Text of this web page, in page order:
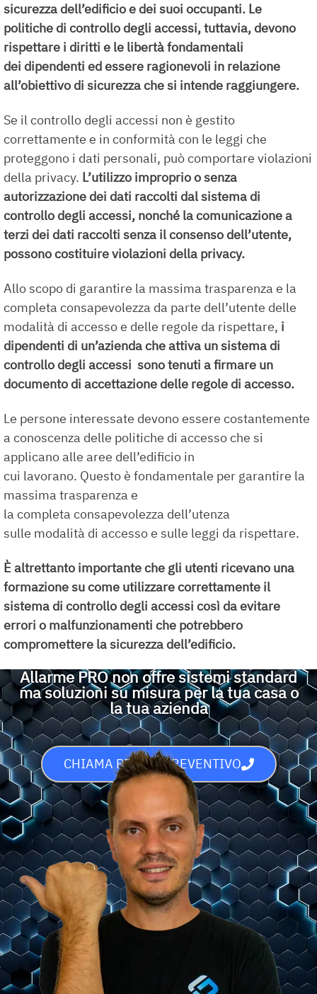
sicurezza dell’edificio e dei suoi occupanti. Le
politiche di controllo degli accessi, tuttavia, devono
rispettare i diritti e le libertà fondamentali
dei dipendenti ed essere ragionevoli in relazione
all’obiettivo di sicurezza che si intende raggiungere.
Se il controllo degli accessi non è gestito
correttamente e in conformità con le leggi che
proteggono i dati personali, può comportare violazioni
della privacy. L’utilizzo improprio o senza
autorizzazione dei dati raccolti dal sistema di
controllo degli accessi, nonché la comunicazione a
terzi dei dati raccolti senza il consenso dell’utente,
possono costituire violazioni della privacy.
Allo scopo di garantire la massima trasparenza e la
completa consapevolezza da parte dell’utente delle
modalità di accesso e delle regole da rispettare, i
dipendenti di un’azienda che attiva un sistema di
controllo degli accessi sono tenuti a firmare un
documento di accettazione delle regole di accesso.
Le persone interessate devono essere costantemente
a conoscenza delle politiche di accesso che si
applicano alle aree dell’edificio in
cui lavorano. Questo è fondamentale per garantire la
massima trasparenza e
la completa consapevolezza dell’utenza
sulle modalità di accesso e sulle leggi da rispettare.
È altrettanto importante che gli utenti ricevano una
formazione su come utilizzare correttamente il
sistema di controllo degli accessi così da evitare
errori o malfunzionamenti che potrebbero
compromettere la sicurezza dell’edificio.
Allarme PRO non offre sistemi standard
ma soluzioni su misura per la tua casa o
la tua azienda
CHIAMA PER UN PREVENTIVO